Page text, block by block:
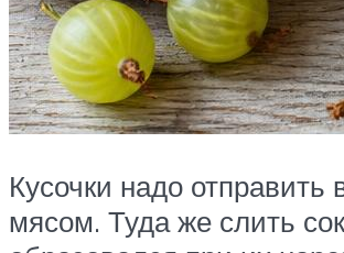
Кусочки надо отправить
мясом. Туда же слить